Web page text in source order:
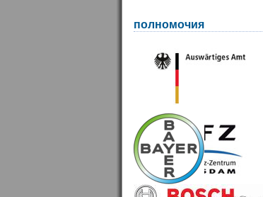
полномочия